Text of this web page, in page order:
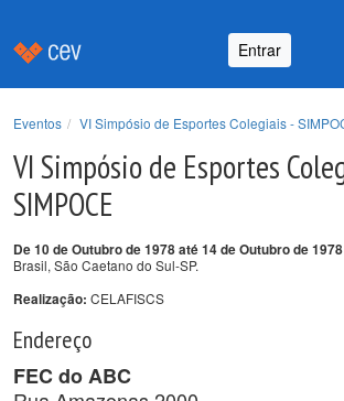
Entrar
Eventos VI Simpósio de Esportes Colegiais -
VI Simpósio de Esportes
SIMPOCE
De 10 de Outubro de 1978 até 14 de Outubro de 1978
Brasil, São Caetano do Sul-SP.
Realização: CELAFISCS
Endereço
FEC do ABC